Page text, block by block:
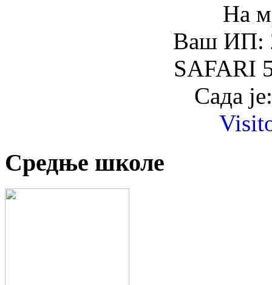
На
Ваш ИП:
SAFARI
Сада
Средње школе